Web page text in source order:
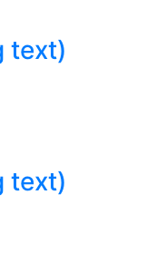
text)
text)